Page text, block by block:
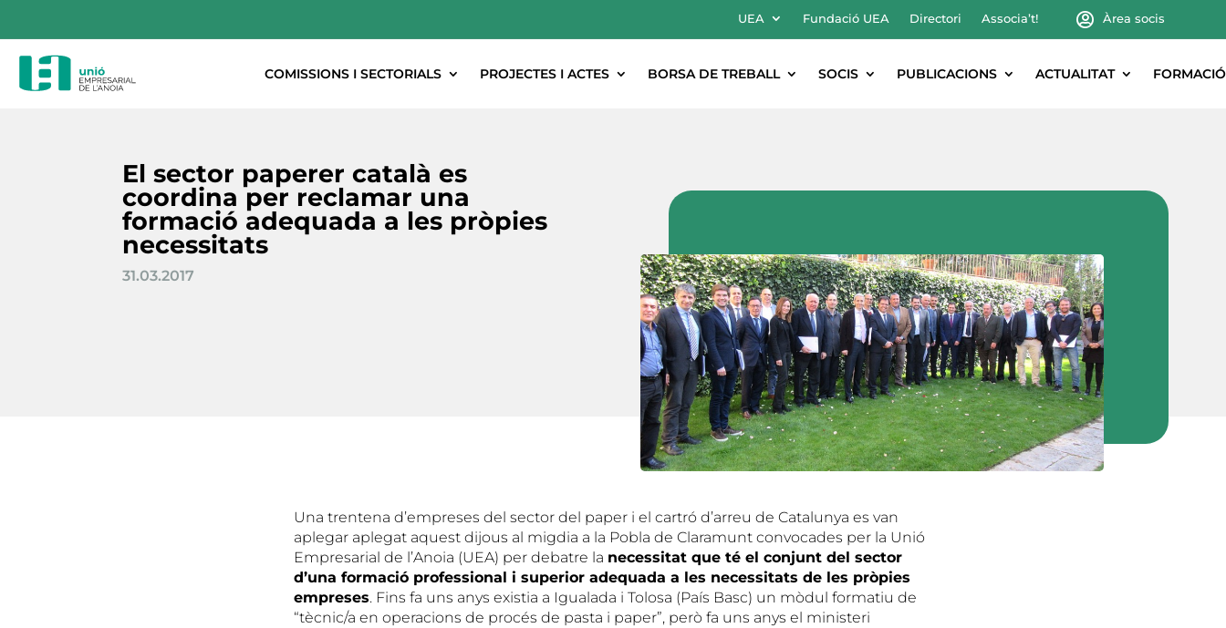
UEA Fundació UEA Directori Associa’t! Àrea socis
COMISSIONS I SECTORIALS PROJECTES I ACTES BORSA DE TREBALL SOCIS PUBLICACIONS ACTUALITAT FORMACIÓ
El sector paperer català es
coordina per reclamar una
formació adequada a les pròpies
necessitats
31.03.2017
Una trentena d’empreses del sector del paper i el cartró d’arreu de Catalunya es van
aplegar aplegat aquest dijous al migdia a la Pobla de Claramunt convocades per la Unió
Empresarial de l’Anoia (UEA) per debatre la necessitat que té el conjunt del sector
d’una formació professional i superior adequada a les necessitats de les pròpies
empreses. Fins fa uns anys existia a Igualada i Tolosa (País Basc) un mòdul formatiu de
“tècnic/a en operacions de procés de pasta i paper”, però fa uns anys el ministeri